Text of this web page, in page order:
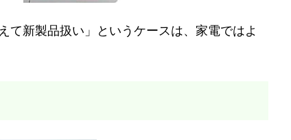
て新製品扱い」というケースは、家電ではよ